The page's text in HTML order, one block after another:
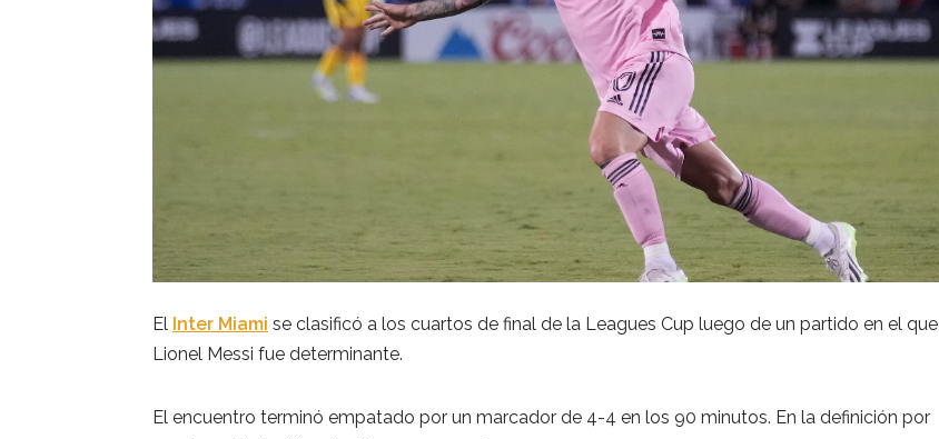
El Inter Miami se clasificó a los cuartos de final de la Leagues Cup luego de un partido en el que
Lionel Messi fue determinante.
El encuentro terminó empatado por un marcador de 4-4 en los 90 minutos. En la definición por